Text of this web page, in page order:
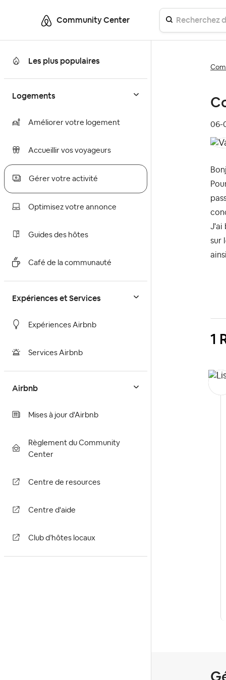
Community Center
Les plus populaires
Logements
Améliorer votre logement
Accueillir vos voyageurs
Gérer votre activité
Optimisez votre annonce
Guides des hôtes
Café de la communauté
Expériences et Services
Expériences Airbnb
Services Airbnb
Airbnb
Mises à jour d'Airbnb
Règlement du Community
Center
Centre de resources
Centre d'aide
Club d’hôtes locaux
‎06-
J'ai
sur
1